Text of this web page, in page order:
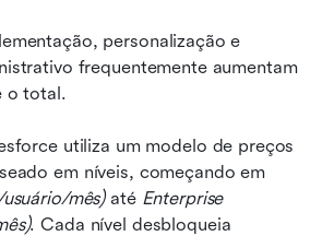
personalização e
frequentemente aumentam
o total.
utiliza um modelo de preços
mês) até Enterprise
. Cada nível desbloqueia